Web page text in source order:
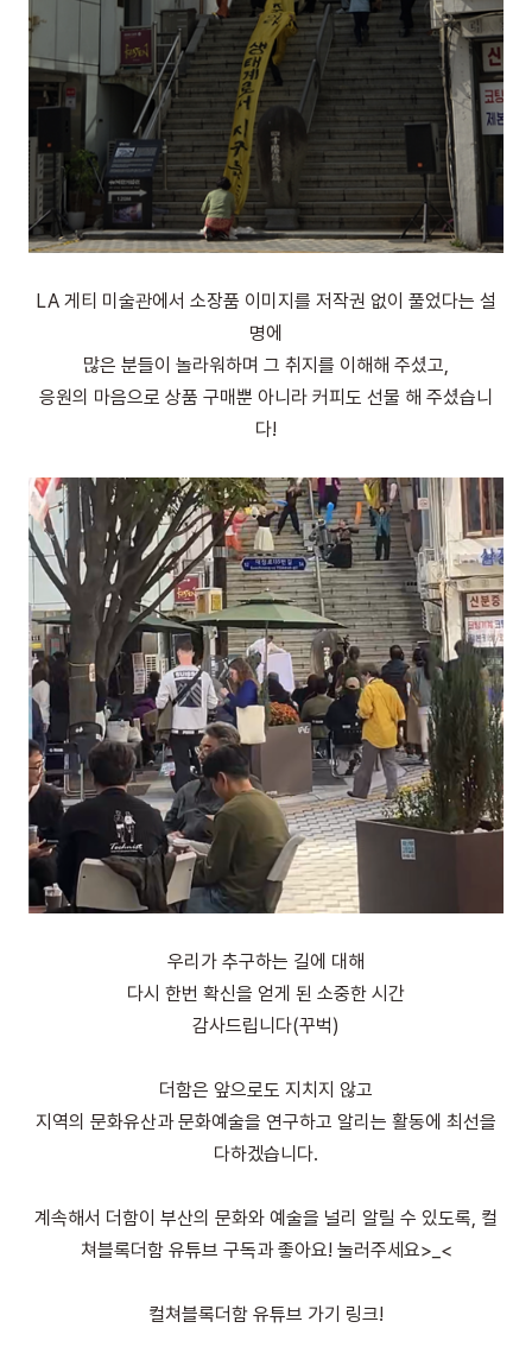
LA 게티 미술관에서 소장품 이미지를 저작권 없이 풀었다는 설
명에
많은 분들이 놀라워하며 그 취지를 이해해 주셨고,
응원의 마음으로 상품 구매뿐 아니라 커피도 선물 해 주셨습니
다!
우리가 추구하는 길에 대해
다시 한번 확신을 얻게 된 소중한 시간
감사드립니다(꾸벅)
더함은 앞으로도 지치지 않고
지역의 문화유산과 문화예술을 연구하고 알리는 활동에 최선을
다하겠습니다.
계속해서 더함이 부산의 문화와 예술을 널리 알릴 수 있도록, 컬
쳐블록더함 유튜브 구독과 좋아요! 눌러주세요>_<
컬쳐블록더함 유튜브 가기 링크!